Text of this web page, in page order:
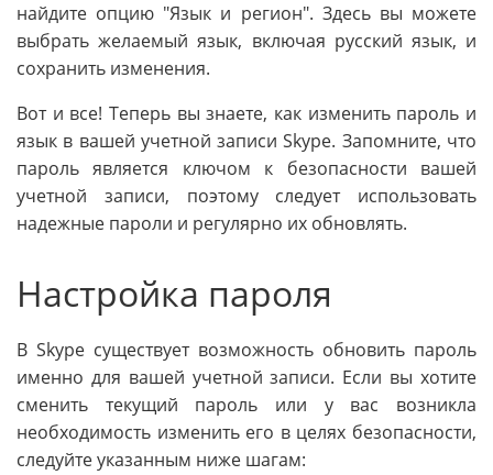
найдите опцию "Язык и регион". Здесь вы можете
выбрать желаемый язык, включая русский язык, и
сохранить изменения.
Вот и все! Теперь вы знаете, как изменить пароль и
язык в вашей учетной записи Skype. Запомните, что
пароль является ключом к безопасности вашей
учетной записи, поэтому следует использовать
надежные пароли и регулярно их обновлять.
Настройка пароля
В Skype существует возможность обновить пароль
именно для вашей учетной записи. Если вы хотите
сменить текущий пароль или у вас возникла
необходимость изменить его в целях безопасности,
следуйте указанным ниже шагам: